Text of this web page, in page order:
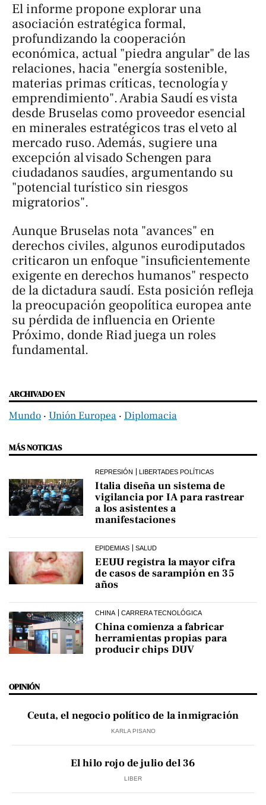
El informe propone explorar una
asociación estratégica formal,
profundizando la cooperación
económica, actual "piedra angular" de las
relaciones, hacia "energía sostenible,
materias primas críticas, tecnología y
emprendimiento". Arabia Saudí es vista
desde Bruselas como proveedor esencial
en minerales estratégicos tras el veto al
mercado ruso. Además, sugiere una
excepción al visado Schengen para
ciudadanos saudíes, argumentando su
"potencial turístico sin riesgos
migratorios".
Aunque Bruselas nota "avances" en
derechos civiles, algunos eurodiputados
criticaron un enfoque "insuficientemente
exigente en derechos humanos" respecto
de la dictadura saudí. Esta posición refleja
la preocupación geopolítica europea ante
su pérdida de influencia en Oriente
Próximo, donde Riad juega un roles
fundamental.
ARCHIVADO EN
Mundo ‧ Unión Europea ‧ Diplomacia
MÁS NOTICIAS
REPRESIÓN LIBERTADES POLÍTICAS
Italia diseña un sistema de
vigilancia por IA para rastrear
a los asistentes a
manifestaciones
EPIDEMIAS SALUD
EEUU registra la mayor cifra
de casos de sarampión en 35
años
CHINA CARRERA TECNOLÓGICA
China comienza a fabricar
herramientas propias para
producir chips DUV
OPINIÓN
Ceuta, el negocio político de la inmigración
KARLA PISANO
El hilo rojo de julio del 36
LIBER